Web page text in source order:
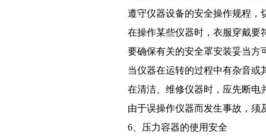
遵守仪器设备的安全操作规程，
在操作某些仪器时，衣服穿戴要
要确保有关的安全罩安装妥当方
当仪器在运转的过程中有杂音或
在清洁、维修仪器时，应先断电
由于误操作仪器而发生事故，须
6、 压力容器的使用安全